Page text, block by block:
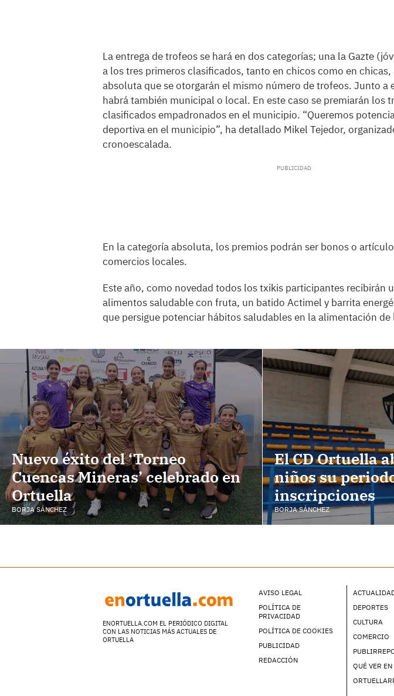
La entrega de trofeos se hará en dos categorías; una la Gazte
a los tres primeros clasificados, tanto en chicos como en chicas,
absoluta que se otorgarán el mismo número de trofeos. Junto a
habrá también municipal o local. En este caso se premiarán los
clasificados empadronados en el municipio. “Queremos
deportiva en el municipio”, ha detallado Mikel Tejedor,
cronoescalada.
En la categoría absoluta, los premios podrán ser bonos o
comercios locales.
Este año, como novedad todos los txikis participantes recibirán
alimentos saludable con fruta, un batido Actimel y barrita
que persigue potenciar hábitos saludables en la alimentación de
Nuevo éxito del ‘Torneo
Cuencas Mineras’ celebrado en
Ortuella
BORJA SÁNCHEZ
El CD Ortuella
niños su
inscripciones
BORJA SÁNCHEZ
ENORTUELLA.COM EL PERIÓDICO DIGITAL
CON LAS NOTICIAS MÁS ACTUALES DE
ORTUELLA
AVISO LEGAL
POLÍTICA DE
PRIVACIDAD
POLÍTICA DE COOKIES
PUBLICIDAD
REDACCIÓN
DEPORTES
CULTURA
COMERCIO
QUÉ VER